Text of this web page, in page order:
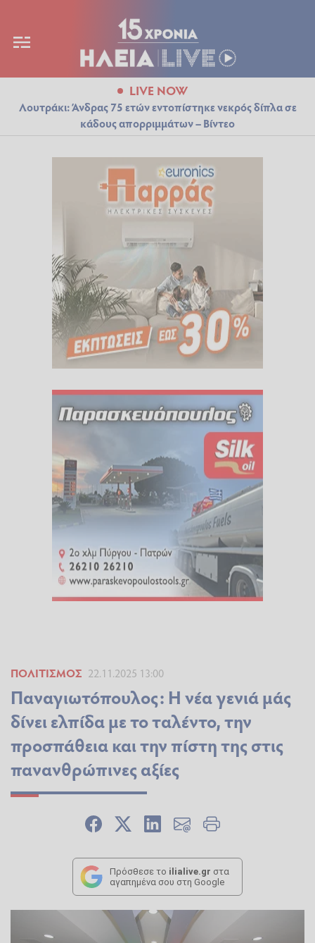
LIVE NOW
Λουτράκι: Άνδρας 75 ετών εντοπίστηκε νεκρός δίπλα σε
κάδους απορριμμάτων – Βίντεο
ΠΟΛΙΤΙΣΜΌΣ 22.11.2025 13:00
Παναγιωτόπουλος: Η νέα γενιά μάς
δίνει ελπίδα με το ταλέντο, την
προσπάθεια και την πίστη της στις
πανανθρώπινες αξίες
Πρόσθεσε το ilialive.gr στα
αγαπημένα σου στη Google